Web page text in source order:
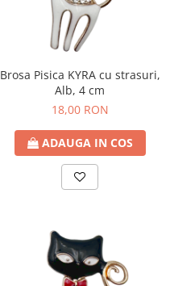
Brosa Pisica KYRA cu strasuri,
Alb, 4 cm
18,00 RON
ADAUGA IN COS